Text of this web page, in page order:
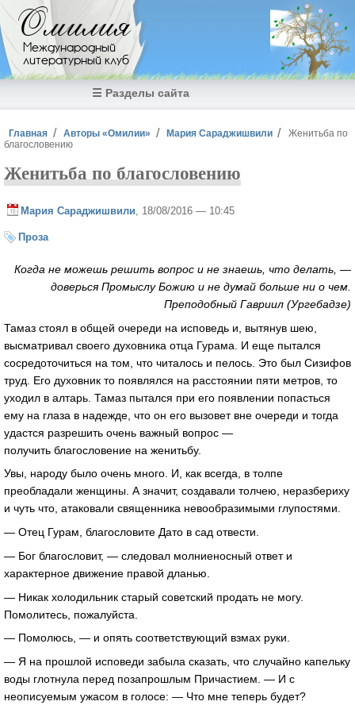
Перейти к основному содержанию
Омилия
Международный
литературный клуб
☰ Разделы сайта
Вы здесь
Главная Авторы «Омилии» Мария Сараджишвили
Женитьба по
благословению
Женитьба по благословению
Мария Сараджишвили , 18/08/2016 — 10:45
Проза
Когда не можешь решить вопрос и не знаешь, что делать, —
доверься Промыслу Божию и не думай больше ни о чем.
Преподобный Гавриил (Ургебадзе)
Тамаз стоял в общей очереди на исповедь и, вытянув шею,
высматривал своего духовника отца Гурама. И еще пытался
сосредоточиться на том, что читалось и пелось. Это был Сизифов
труд. Его духовник то появлялся на расстоянии пяти метров, то
уходил в алтарь. Тамаз пытался при его появлении попасться
ему на глаза в надежде, что он его вызовет вне очереди и тогда
удастся разрешить очень важный вопрос —
получить благословение на женитьбу.
Увы, народу было очень много. И, как всегда, в толпе
преобладали женщины. А значит, создавали толчею, неразбериху
и чуть что, атаковали священника невообразимыми глупостями.
— Отец Гурам, благословите Дато в сад отвести.
— Бог благословит, — следовал молниеносный ответ и
характерное движение правой дланью.
— Никак холодильник старый советский продать не могу.
Помолитесь, пожалуйста.
— Помолюсь, — и опять соответствующий взмах руки.
— Я на прошлой исповеди забыла сказать, что случайно капельку
воды глотнула перед позапрошлым Причастием. — И с
неописуемым ужасом в голосе: — Что мне теперь будет?